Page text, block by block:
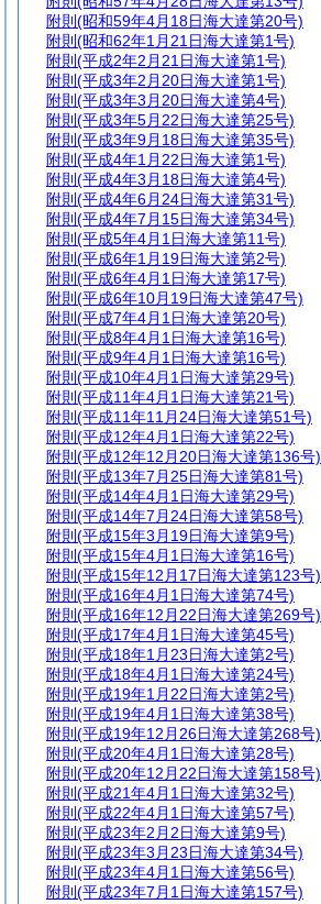
附則 (昭和59年4月18日海大達第20号)
附則 (昭和62年1月21日海大達第1号)
附則 (平成2年2月21日海大達第1号)
附則 (平成3年2月20日海大達第1号)
附則 (平成3年3月20日海大達第4号)
附則 (平成3年5月22日海大達第25号)
附則 (平成3年9月18日海大達第35号)
附則 (平成4年1月22日海大達第1号)
附則 (平成4年3月18日海大達第4号)
附則 (平成4年6月24日海大達第31号)
附則 (平成4年7月15日海大達第34号)
附則 (平成5年4月1日海大達第11号)
附則 (平成6年1月19日海大達第2号)
附則 (平成6年4月1日海大達第17号)
附則 (平成6年10月19日海大達第47号)
附則 (平成7年4月1日海大達第20号)
附則 (平成8年4月1日海大達第16号)
附則 (平成9年4月1日海大達第16号)
附則 (平成10年4月1日海大達第29号)
附則 (平成11年4月1日海大達第21号)
附則 (平成11年11月24日海大達第51号)
附則 (平成12年4月1日海大達第22号)
附則 (平成12年12月20日海大達第136号)
附則 (平成13年7月25日海大達第81号)
附則 (平成14年4月1日海大達第29号)
附則 (平成14年7月24日海大達第58号)
附則 (平成15年3月19日海大達第9号)
附則 (平成15年4月1日海大達第16号)
附則 (平成15年12月17日海大達第123号)
附則 (平成16年4月1日海大達第74号)
附則 (平成16年12月22日海大達第269号)
附則 (平成17年4月1日海大達第45号)
附則 (平成18年1月23日海大達第2号)
附則 (平成18年4月1日海大達第24号)
附則 (平成19年1月22日海大達第2号)
附則 (平成19年4月1日海大達第38号)
附則 (平成19年12月26日海大達第268号)
附則 (平成20年4月1日海大達第28号)
附則 (平成20年12月22日海大達第158号)
附則 (平成21年4月1日海大達第32号)
附則 (平成22年4月1日海大達第57号)
附則 (平成23年2月2日海大達第9号)
附則 (平成23年3月23日海大達第34号)
附則 (平成23年4月1日海大達第56号)
附則 (平成23年7月1日海大達第157号)